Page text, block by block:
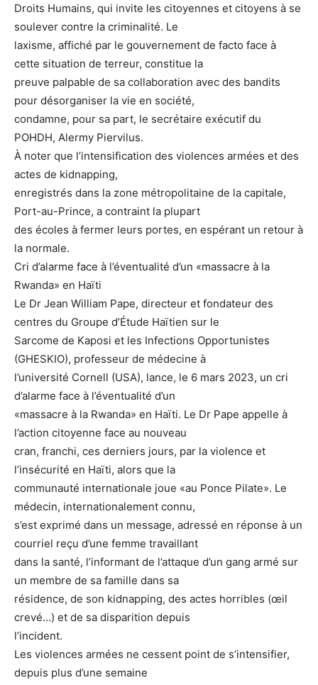
Droits Humains, qui invite les citoyennes et citoyens à se
soulever contre la criminalité. Le
laxisme, affiché par le gouvernement de facto face à
cette situation de terreur, constitue la
preuve palpable de sa collaboration avec des bandits
pour désorganiser la vie en société,
condamne, pour sa part, le secrétaire exécutif du
POHDH, Alermy Piervilus.
À noter que l’intensification des violences armées et des
actes de kidnapping,
enregistrés dans la zone métropolitaine de la capitale,
Port-au-Prince, a contraint la plupart
des écoles à fermer leurs portes, en espérant un retour à
la normale.
Cri d’alarme face à l’éventualité d’un «massacre à la
Rwanda» en Haïti
Le Dr Jean William Pape, directeur et fondateur des
centres du Groupe d’Étude Haïtien sur le
Sarcome de Kaposi et les Infections Opportunistes
(GHESKIO), professeur de médecine à
l’université Cornell (USA), lance, le 6 mars 2023, un cri
d’alarme face à l’éventualité d’un
«massacre à la Rwanda» en Haïti. Le Dr Pape appelle à
l’action citoyenne face au nouveau
cran, franchi, ces derniers jours, par la violence et
l’insécurité en Haïti, alors que la
communauté internationale joue «au Ponce Pilate». Le
médecin, internationalement connu,
s’est exprimé dans un message, adressé en réponse à un
courriel reçu d’une femme travaillant
dans la santé, l’informant de l’attaque d’un gang armé sur
un membre de sa famille dans sa
résidence, de son kidnapping, des actes horribles (œil
crevé…) et de sa disparition depuis
l’incident.
Les violences armées ne cessent point de s’intensifier,
depuis plus d’une semaine